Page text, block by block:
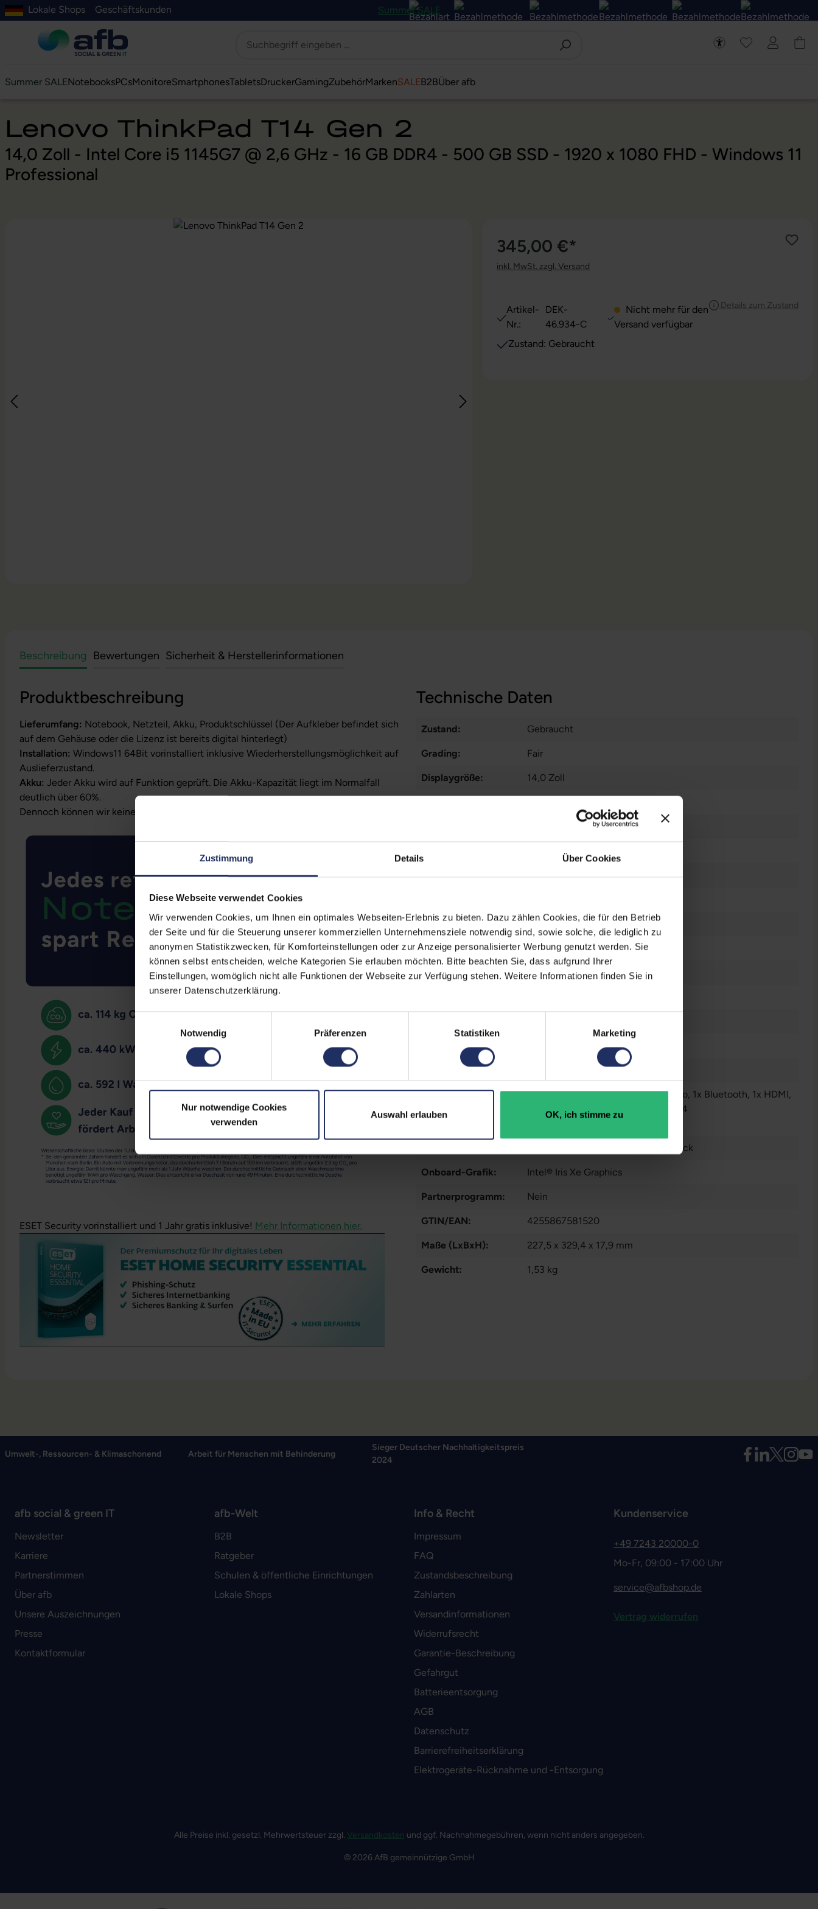
Zustimmung Details Über Cookies
Diese Webseite verwendet Cookies
Wir verwenden Cookies, um Ihnen ein optimales Webseiten-Erlebnis zu bieten. Dazu zählen Cookies, die für den Betrieb
der Seite und für die Steuerung unserer kommerziellen Unternehmensziele notwendig sind, sowie solche, die lediglich zu
anonymen Statistikzwecken, für Komforteinstellungen oder zur Anzeige personalisierter Werbung genutzt werden. Sie
können selbst entscheiden, welche Kategorien Sie erlauben möchten. Bitte beachten Sie, dass aufgrund Ihrer
Einstellungen, womöglich nicht alle Funktionen der Webseite zur Verfügung stehen. Weitere Informationen finden Sie in
unserer Datenschutzerklärung.
Einwilligungsauswahl
Notwendig
Präferenzen Statistiken Marketing
Nur notwendige Cookies
verwenden
Auswahl erlauben OK, ich stimme zu
springen
Suche springen
Zur Hauptnavigation springen
Zur Navigation der B2B-Plattform springen
Lokale Shops Geschäftskunden Summer SALE
Summer SALENotebooksPCsMonitoreSmartphonesTabletsDruckerGamingZubehörMarkenSALEB2BÜber afb
Lenovo ThinkPad T14 Gen 2
14,0 Zoll - Intel Core i5 1145G7 @ 2,6 GHz - 16 GB DDR4 - 500 GB SSD - 1920 x 1080 FHD - Windows 11
Professional
345,00 €*
inkl. MwSt. zzgl. Versand
Details zum Zustand
Artikel-
Nr.:
DEK-
46.934-C
Zustand: Gebraucht
Versand verfügbar
Beschreibung Bewertungen Sicherheit & Herstellerinformationen
Produktbeschreibung
Lieferumfang: Notebook, Netzteil, Akku, Produktschlüssel (Der Aufkleber befindet sich
auf dem Gehäuse oder die Lizenz ist bereits digital hinterlegt)
Installation: Windows11 64Bit vorinstalliert inklusive Wiederherstellungsmöglichkeit auf
Auslieferzustand.
Akku: Jeder Akku wird auf Funktion geprüft. Die Akku-Kapazität liegt im Normalfall
deutlich über 60%.
Dennoch können wir keine Garantieleistungen auf Akkulaufzeiten übernehmen.
ESET Security vorinstalliert und 1 Jahr gratis inklusive! Mehr Informationen hier.
Technische Daten
Zustand: Gebraucht
Grading: Fair
Displaygröße: 14,0 Zoll
Mattes Display
Intel Core i5 1145G7 @ 2,6 GHz
CPU Generation: 11
Datenspeicher: 500 GB SSD
Arbeitsspeicher: 16 GB DDR4
Webcam: Ja
Tastaturbeleuchtung:
Betriebssystem: Windows 11 Professional
Schnittstellen: 1x Audio / Mikrofon - 3.5 mm Combo, 1x Bluetooth, 1x HDMI,
1x W-LAN , 2x USB 3 Typ A
, 2x USB 4
Mehr anzeigen
Deutsch (QWERTZ) ohne Ziffernblock
Onboard-Grafik: Intel® Iris Xe Graphics
Partnerprogramm: Nein
GTIN/EAN: 4255867581520
Maße (LxBxH): 227,5 x 329,4 x 17,9 mm
Gewicht: 1,53 kg
Umwelt-, Ressourcen- & Klimaschonend Arbeit für Menschen mit Behinderung
Sieger Deutscher Nachhaltigkeitspreis
2024
afb social & green IT
Newsletter
Karriere
Partnerstimmen
Über afb
Unsere Auszeichnungen
Presse
Kontaktformular
afb-Welt
B2B
Ratgeber
Schulen & öffentliche Einrichtungen
Lokale Shops
Info & Recht
Impressum
FAQ
Zustandsbeschreibung
Zahlarten
Versandinformationen
Widerrufsrecht
Garantie-Beschreibung
Gefahrgut
Batterieentsorgung
AGB
Datenschutz
Barrierefreiheitserklärung
Elektrogeräte-Rücknahme und -Entsorgung
Kundenservice
+49 7243 20000-0
Mo-Fr, 09:00 - 17:00 Uhr
service@afbshop.de
Vertrag widerrufen
Alle Preise inkl. gesetzl. Mehrwertsteuer zzgl. Versandkosten und ggf. Nachnahmegebühren, wenn nicht anders angegeben.
© 2026 AfB gemeinnützige GmbH